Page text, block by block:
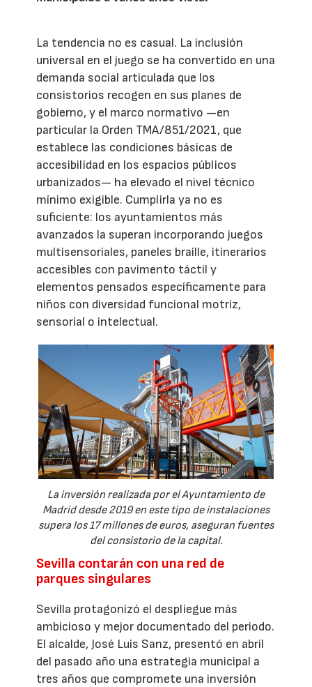
La tendencia no es casual. La inclusión
universal en el juego se ha convertido en una
demanda social articulada que los
consistorios recogen en sus planes de
gobierno, y el marco normativo —en
particular la Orden TMA/851/2021, que
establece las condiciones básicas de
accesibilidad en los espacios públicos
urbanizados— ha elevado el nivel técnico
mínimo exigible. Cumplirla ya no es
suficiente: los ayuntamientos más
avanzados la superan incorporando juegos
multisensoriales, paneles braille, itinerarios
accesibles con pavimento táctil y
elementos pensados específicamente para
niños con diversidad funcional motriz,
sensorial o intelectual.
La inversión realizada por el Ayuntamiento de
Madrid desde 2019 en este tipo de instalaciones
supera los 17 millones de euros, aseguran fuentes
del consistorio de la capital.
Sevilla contarán con una red de
parques singulares
Sevilla protagonizó el despliegue más
ambicioso y mejor documentado del periodo.
El alcalde, José Luis Sanz, presentó en abril
del pasado año una estrategia municipal a
tres años que compromete una inversión